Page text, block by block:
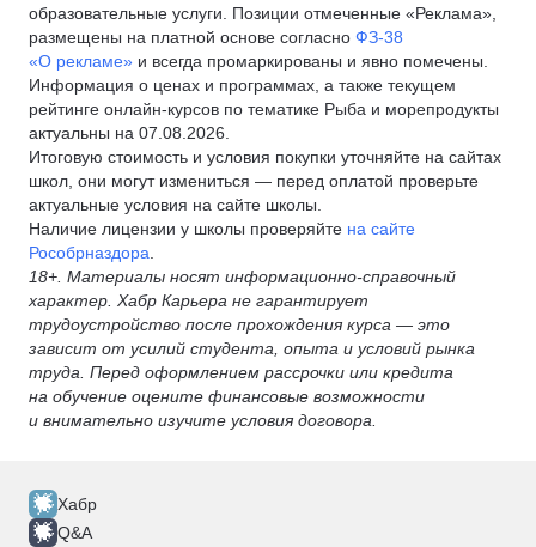
образовательные услуги. Позиции отмеченные «Реклама»,
размещены на платной основе согласно ФЗ-38
«О рекламе» и всегда промаркированы и явно помечены.
Информация о ценах и программах, а также текущем
рейтинге онлайн-курсов по тематике Рыба и морепродукты
актуальны на 07.08.2026.
Итоговую стоимость и условия покупки уточняйте на сайтах
школ, они могут измениться — перед оплатой проверьте
актуальные условия на сайте школы.
Наличие лицензии у школы проверяйте на сайте
Рособрназдора
18+. Материалы носят информационно-справочный
характер. Хабр Карьера не гарантирует
трудоустройство после прохождения курса — это
зависит от усилий студента, опыта и условий рынка
труда. Перед оформлением рассрочки или кредита
на обучение оцените финансовые возможности
и внимательно изучите условия договора.
Хабр
Q&A